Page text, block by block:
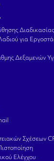
για
Δεξαμενών
Σχέσεων
Ελέγχου